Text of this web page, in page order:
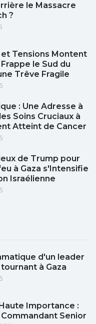
le Massacre
?
et Tensions Montent
le Sud du
Trêve Fragile
: Une Adresse à
Soins Cruciaux à
Atteint de Cancer
de Trump pour
à Gaza s'Intensifie
Israélienne
d'un leader
à Gaza
Importance :
Commandant Senior